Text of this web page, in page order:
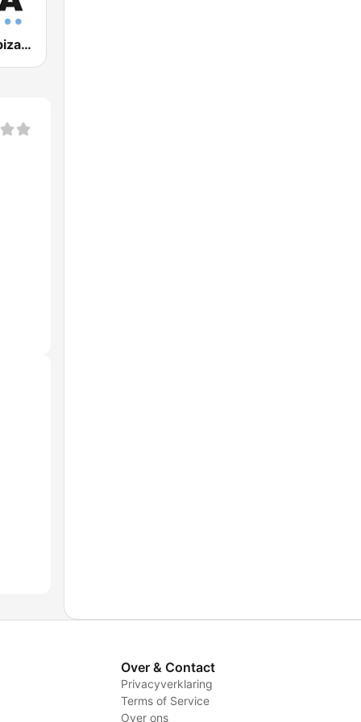
Blue Marlin Ibiza Radio
Over & Contact
Privacyverklaring
Terms of Service
Over ons